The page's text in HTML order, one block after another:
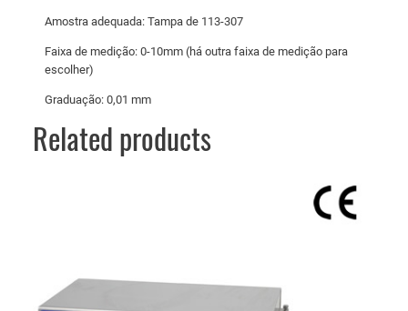
Amostra adequada: Tampa de 113-307
Faixa de medição: 0-10mm (há outra faixa de medição para
escolher)
Graduação: 0,01 mm
Related products